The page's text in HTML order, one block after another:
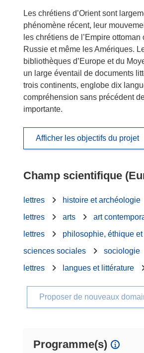
Les chrétiens d’Orient sont
phénomène récent, leur
les chrétiens de l’Empire
Russie et même les Amériques.
bibliothèques d’Europe et du
un large éventail de documents
trois continents, englobe dix
compréhension sans précédent
importante.
Afficher les objectifs du projet
Champ scientifique
lettres histoire et archéologie
lettres
arts art
lettres
philosophie, éthique
sciences sociales
sociologie
lettres
langues et littérature
Proposer de nouveaux
Programme(s)